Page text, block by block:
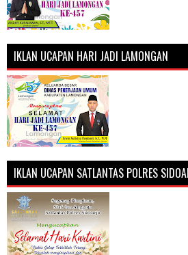
IKLAN UCAPAN HARI JADI LAMONGAN
IKLAN UCAPAN SATLANTAS POLRES